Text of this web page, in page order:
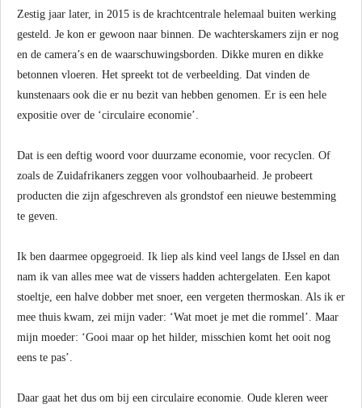
Zestig jaar later, in 2015 is de krachtcentrale helemaal buiten werking
gesteld. Je kon er gewoon naar binnen. De wachterskamers zijn er nog
en de camera’s en de waarschuwingsborden. Dikke muren en dikke
betonnen vloeren. Het spreekt tot de verbeelding. Dat vinden de
kunstenaars ook die er nu bezit van hebben genomen. Er is een hele
expositie over de ‘circulaire economie’.
Dat is een deftig woord voor duurzame economie, voor recyclen. Of
zoals de Zuidafrikaners zeggen voor volhoubaarheid. Je probeert
producten die zijn afgeschreven als grondstof een nieuwe bestemming
te geven.
Ik ben daarmee opgegroeid. Ik liep als kind veel langs de IJssel en dan
nam ik van alles mee wat de vissers hadden achtergelaten. Een kapot
stoeltje, een halve dobber met snoer, een vergeten thermoskan. Als ik er
mee thuis kwam, zei mijn vader: ‘Wat moet je met die rommel’. Maar
mijn moeder: ‘Gooi maar op het hilder, misschien komt het ooit nog
eens te pas’.
Daar gaat het dus om bij een circulaire economie. Oude kleren weer